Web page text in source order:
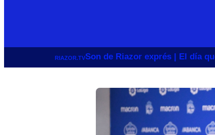
RIAZOR.TVSon de Riazor exprés | El día